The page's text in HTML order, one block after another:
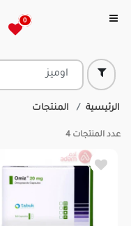
0
الرئيسية المنتجات
عدد المنتجات4